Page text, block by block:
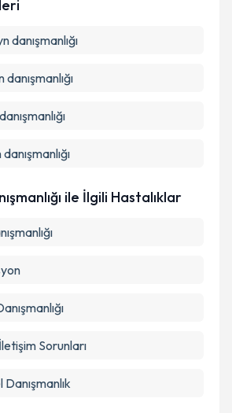
ve kişisel verilerimin belirtilen
danışmanlığı
ile İlgili Hastalıklar
Sorunları